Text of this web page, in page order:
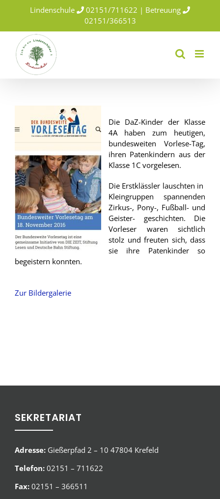
Lindenschule
02151/711622 | Betreuung
02151/366513
Die DaZ-Kinder der Klasse
4A haben zum heutigen,
bundesweiten Vorlese-Tag,
ihren Patenkindern aus der
Klasse 1C vorgelesen.
Die Erstklässler lauschten in
Kleingruppen spannenden
Zirkus-, Pony-, Fußball- und
Geister- geschichten. Die
Vorleser waren sichtlich
stolz und freuten sich, dass
sie ihre Patenkinder so
begeistern konnten.
Zur Bildergalerie
SEKRETARIAT
Adresse: Gießerpfad 2 – 10 47804 Krefeld
Telefon: 02151 – 711622
Fax: 02151 – 366511